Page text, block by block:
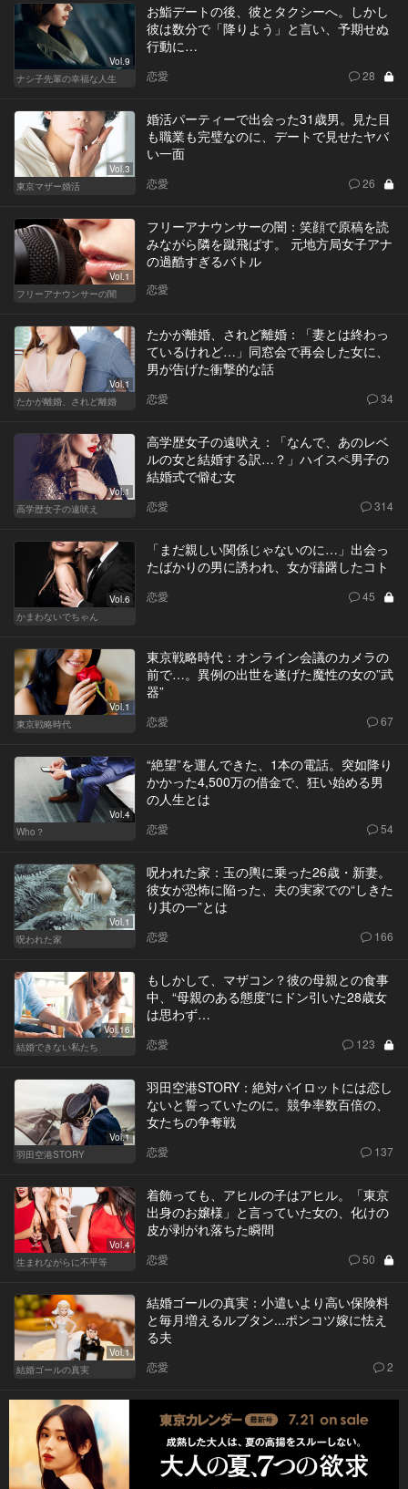
Vol.9
ナシ子先輩の幸福な人生
お鮨デートの後、彼とタクシーへ。しかし
彼は数分で「降りよう」と言い、予期せぬ
行動に…
恋愛 28
Vol.3
東京マザー婚活
婚活パーティーで出会った31歳男。見た目
も職業も完璧なのに、デートで見せたヤバ
い一面
恋愛 26
Vol.1
フリーアナウンサーの闇
フリーアナウンサーの闇：笑顔で原稿を読
みながら隣を蹴飛ばす。 元地方局女子アナ
の過酷すぎるバトル
恋愛
Vol.1
たかが離婚、されど離婚
たかが離婚、されど離婚：「妻とは終わっ
ているけれど…」同窓会で再会した女に、
男が告げた衝撃的な話
恋愛 34
Vol.1
高学歴女子の遠吠え
高学歴女子の遠吠え：「なんで、あのレベ
ルの女と結婚する訳…？」ハイスペ男子の
結婚式で僻む女
恋愛 314
Vol.6
かまわないでちゃん
「まだ親しい関係じゃないのに…」出会っ
たばかりの男に誘われ、女が躊躇したコト
恋愛 45
Vol.1
東京戦略時代
東京戦略時代：オンライン会議のカメラの
前で…。異例の出世を遂げた魔性の女の”武
器”
恋愛 67
Vol.4
Who？
“絶望”を運んできた、1本の電話。突如降り
かかった4,500万の借金で、狂い始める男
の人生とは
恋愛 54
Vol.1
呪われた家
呪われた家：玉の輿に乗った26歳・新妻。
彼女が恐怖に陥った、夫の実家での“しきた
り其の一”とは
恋愛 166
Vol.16
結婚できない私たち
もしかして、マザコン？彼の母親との食事
中、“母親のある態度”にドン引いた28歳女
は思わず…
恋愛 123
Vol.1
羽田空港STORY
羽田空港STORY：絶対パイロットには恋し
ないと誓っていたのに。競争率数百倍の、
女たちの争奪戦
恋愛 137
Vol.4
生まれながらに不平等
着飾っても、アヒルの子はアヒル。「東京
出身のお嬢様」と言っていた女の、化けの
皮が剥がれ落ちた瞬間
恋愛 50
Vol.1
結婚ゴールの真実
結婚ゴールの真実：小遣いより高い保険料
と毎月増えるルブタン...ポンコツ嫁に怯え
る夫
恋愛 2